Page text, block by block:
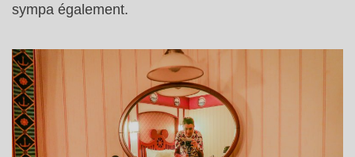
sympa également.